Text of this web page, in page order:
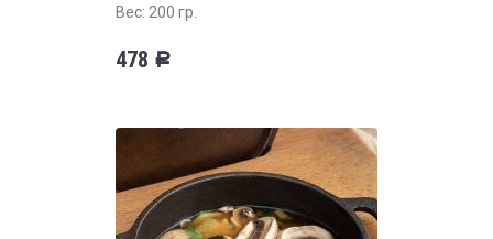
Вес: 200 гр.
478 Р